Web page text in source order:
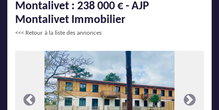
LOCATIONS
GESTION LOCATIVE
IMMOBILIER NEUF
LOCATIONS DE VACANCES
ENTREPRISES
Montalivet : 238 000 € - AJP
Montalivet Immobilier
<<< Retour à la liste des annonces
Précédente Suivante